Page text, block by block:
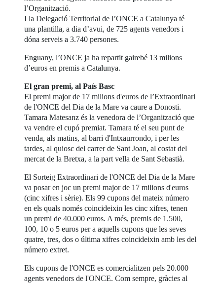
l’Organització.
I la Delegació Territorial de l’ONCE a Catalunya té
una plantilla, a dia d’avui, de 725 agents venedors i
dóna serveis a 3.740 persones.
Enguany, l’ONCE ja ha repartit gairebé 13 milions
d’euros en premis a Catalunya.
El gran premi, al País Basc
El premi major de 17 milions d'euros de l’Extraordinari
de l'ONCE del Dia de la Mare va caure a Donosti.
Tamara Matesanz és la venedora de l’Organització que
va vendre el cupó premiat. Tamara té el seu punt de
venda, als matins, al barri d'Intxaurrondo, i per les
tardes, al quiosc del carrer de Sant Joan, al costat del
mercat de la Bretxa, a la part vella de Sant Sebastià.
El Sorteig Extraordinari de l'ONCE del Dia de la Mare
va posar en joc un premi major de 17 milions d'euros
(cinc xifres i sèrie). Els 99 cupons del mateix número
en els quals només coincideixin les cinc xifres, tenen
un premi de 40.000 euros. A més, premis de 1.500,
100, 10 o 5 euros per a aquells cupons que les seves
quatre, tres, dos o última xifres coincideixin amb les del
número extret.
Els cupons de l'ONCE es comercialitzen pels 20.000
agents venedors de l'ONCE. Com sempre, gràcies al